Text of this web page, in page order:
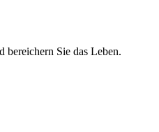
bereichern Sie das Leben.